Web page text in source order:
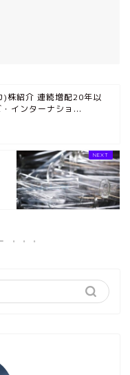
)株紹介 連続増配20年以
・インターナショ...